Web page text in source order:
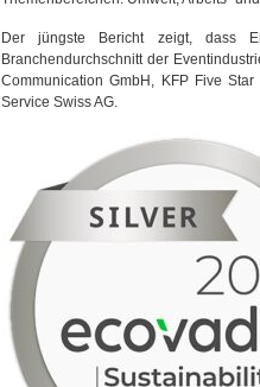
Der jüngste Bericht zeigt, dass
Branchendurchschnitt der
Communication GmbH, KFP Five
Service Swiss AG.